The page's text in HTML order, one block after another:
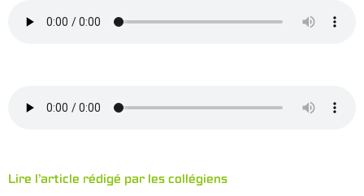
Lire l’article rédigé par les collégiens